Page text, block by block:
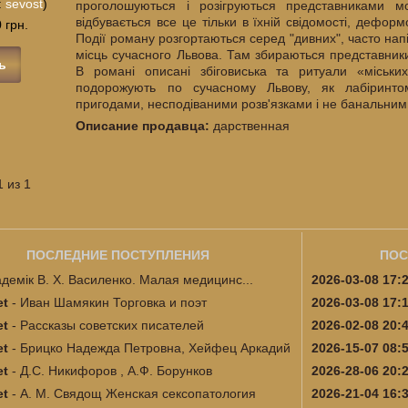
sevost)
проголошуються і розігруються представниками
відбувається все це тільки в їхній свідомості,
Події роману розгортаються серед "дивних", часто
місць сучасного Львова. Там збираються
В романі описані збіговиська та ритуали
подорожують по сучасному Львову, як
пригодами, несподіваними розв'язками і не
Описание продавца: дарственная
из 1
ПОСЛЕДНИЕ ПОСТУПЛЕНИЯ
В. Х. Василенко. Малая медицинс...
- Иван Шамякин Торговка и поэт
- Рассказы советских писателей
- Брицко Надежда Петровна, Хейфец Аркадий
- Д.С. Никифоров , А.Ф. Борунков
-А. М. Свядощ Женская сексопатология
2026-03-08
2026-03-08
2026-02-08
2026-15-07
2026-28-06
2026-21-04